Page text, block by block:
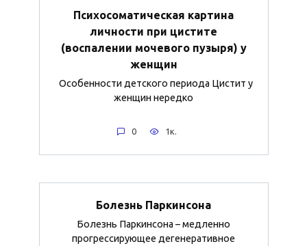
Психосоматическая картина
личности при цистите
(воспалении мочевого пузыря) у
женщин
Особенности детского периода Цистит у
женщин нередко
0 1к.
Болезнь Паркинсона
Болезнь Паркинсона – медленно
прогрессирующее дегенеративное